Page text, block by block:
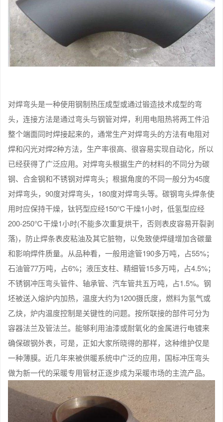
对焊弯头是一种使用钢制热压成型或通过锻造技术成型的弯
头，连接方法是通过弯头与钢管对焊，利用电阻热将两工件沿
整个端面同时焊接起来的，通常生产对焊弯头的方法有电阻对
焊和闪光对焊2种方法，生产率很高、很容易实现自动化，所以
已经获得了广泛应用。对焊弯头根据生产的材料的不同分为碳
钢、合金钢和不锈钢对焊弯头；根据角度的不同一般分为45度
对焊弯头，90度对焊弯头，180度对焊弯头等。碳钢弯头焊条使
用时应保持干燥，钛钙型应经150℃干燥1小时，低氢型应经
200-250℃干燥1小时(不能多次重复烘干，否则表皮容易开裂剥
落)，防止焊条表皮粘油及其它脏物，以免致使焊缝增加含碳量
和影响焊件质量。从品种看，一般用途管190多万吨，占55%；
石油管77万吨，占6%；液压支柱、精细管15多万吨，占4.5%；
不锈钢冲压弯头管件、轴承管、汽车管共五万吨，占1.5%。钢
坯被送入熔炉内加热，温度大约为1200摄氏度，燃料为氢气或
乙炔，炉内温度控制是关键性的问题。按所联接的部件可分为
容器法兰及管法兰。能够利用油漆或耐氧化的金属进行电镀来
确保碳钢外表，可是，正如大家所晓得的那样，这种维护仅是
一种薄膜。近几年来被供暖系统中广泛的应用，国标冲压弯头
做为新一代的采暖专用管材正逐步成为采暖市场的主流产品。